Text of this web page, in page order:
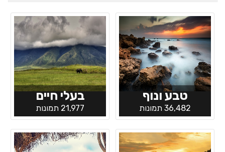
טבע ונוף
36,482 תמונות
בעלי חיים
21,977 תמונות